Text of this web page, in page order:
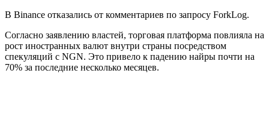
В Binance отказались от комментариев по запросу ForkLog.
Согласно заявлению властей, торговая платформа повлияла на
рост иностранных валют внутри страны посредством
спекуляций с NGN. Это привело к падению найры почти на
70% за последние несколько месяцев.